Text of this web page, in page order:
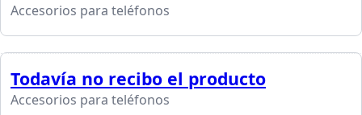
Accesorios para teléfonos
Todavía no recibo el producto
Accesorios para teléfonos